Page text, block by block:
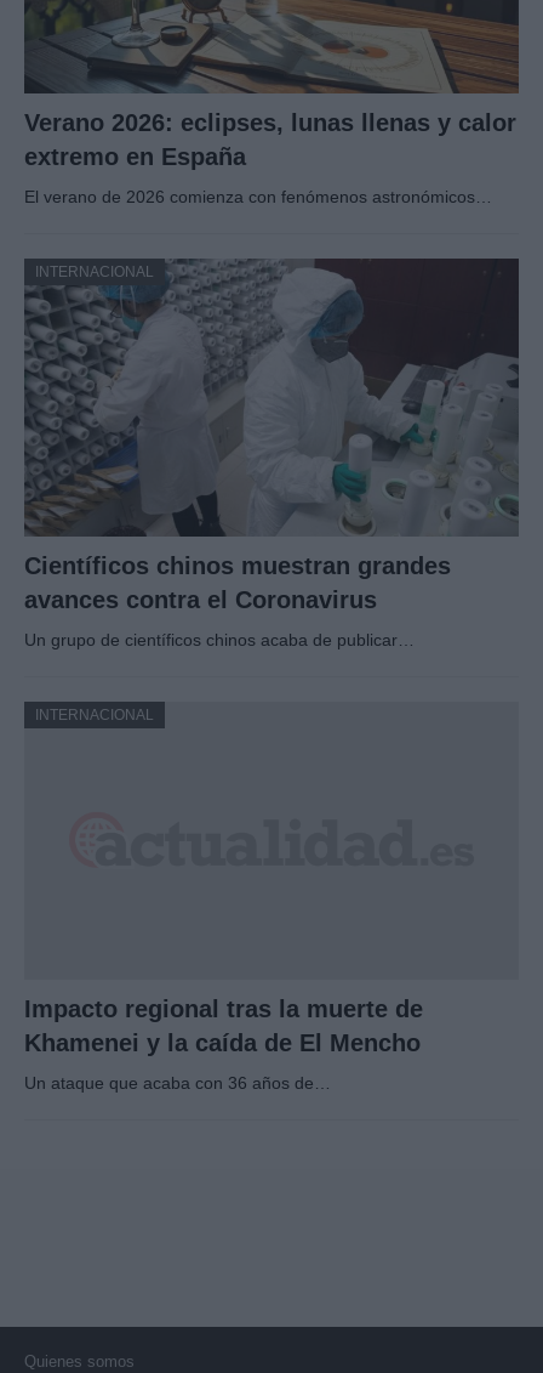
Verano 2026: eclipses, lunas llenas y calor
extremo en España
El verano de 2026 comienza con fenómenos astronómicos…
INTERNACIONAL
Científicos chinos muestran grandes
avances contra el Coronavirus
Un grupo de científicos chinos acaba de publicar…
INTERNACIONAL
Impacto regional tras la muerte de
Khamenei y la caída de El Mencho
Un ataque que acaba con 36 años de…
Quienes somos